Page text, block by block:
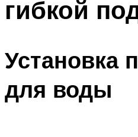
гибкой
Установка
для воды